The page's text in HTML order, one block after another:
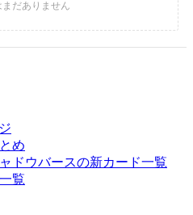
め
ドウバースの新カード一覧
覧